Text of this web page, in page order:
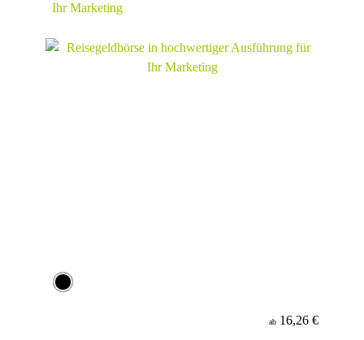
Ihr Marketing
ab 16,26 €